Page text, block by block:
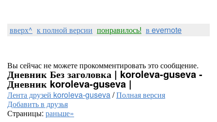
вверх^ к полной версии понравилось! в evernote
Вы сейчас не можете прокомментировать это сообщение.
Дневник Без заголовка | koroleva-guseva -
Дневник koroleva-guseva |
Лента друзей koroleva-guseva/Полная версия
Добавить в друзья
Страницы: раньше»